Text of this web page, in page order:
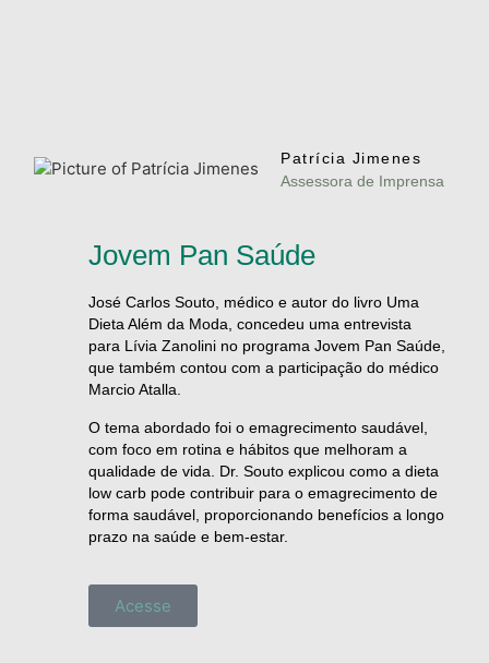
Patrícia Jimenes
Assessora de Imprensa
Jovem Pan Saúde
José Carlos Souto, médico e autor do livro Uma
Dieta Além da Moda, concedeu uma entrevista
para Lívia Zanolini no programa Jovem Pan Saúde,
que também contou com a participação do médico
Marcio Atalla.
O tema abordado foi o emagrecimento saudável,
com foco em rotina e hábitos que melhoram a
qualidade de vida. Dr. Souto explicou como a dieta
low carb pode contribuir para o emagrecimento de
forma saudável, proporcionando benefícios a longo
prazo na saúde e bem-estar.
Acesse